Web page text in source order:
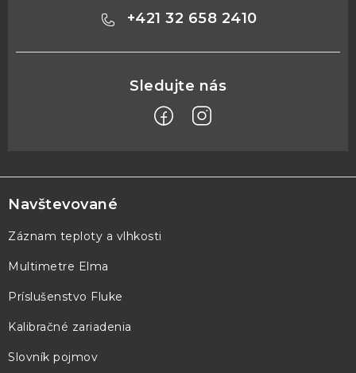
+421 32 658 2410
á
p
ä
e
Navštevované
Záznam teploty a vlhkosti
Multimetre Elma
Príslušenstvo Fluke
Kalibračné zariadenia
Slovník pojmov